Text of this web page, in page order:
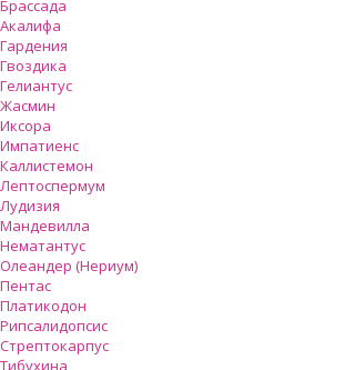
Брассада
Акалифа
Гардения
Гвоздика
Гелиантус
Жасмин
Иксора
Импатиенс
Каллистемон
Лептоспермум
Лудизия
Мандевилла
Нематантус
Олеандер (Нериум)
Пентас
Платикодон
Рипсалидопсис
Стрептокарпус
Тибухина